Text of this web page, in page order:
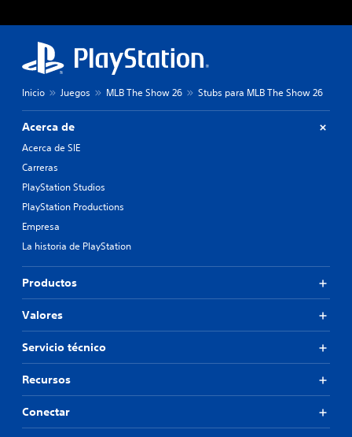
Inicio Juegos MLB The Show 26 Stubs para MLB The Show 26
Acerca de
Acerca de SIE
Carreras
PlayStation Studios
PlayStation Productions
Empresa
La historia de PlayStation
Productos
Valores
Servicio técnico
Recursos
Conectar